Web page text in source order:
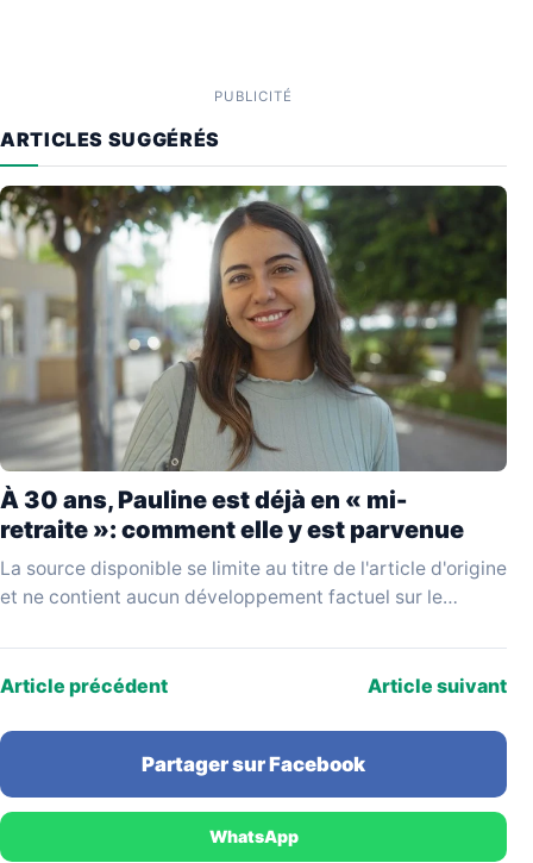
PUBLICITÉ
ARTICLES SUGGÉRÉS
À 30 ans, Pauline est déjà en « mi-
retraite »: comment elle y est parvenue
La source disponible se limite au titre de l'article d'origine
et ne contient aucun développement factuel sur le
Article précédent Article suivant
Partager sur Facebook
WhatsApp